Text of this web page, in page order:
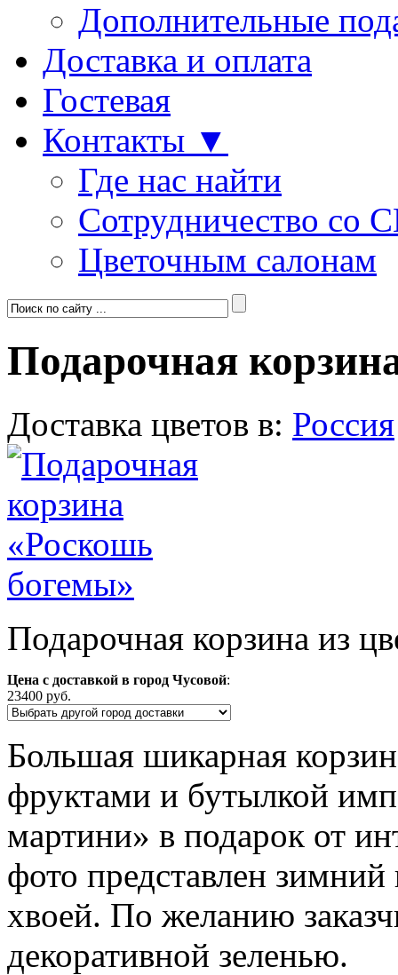
Дополнительные
Доставка и оплата
Гостевая
Контакты ▼
Где нас найти
Сотрудничество со
Цветочным салонам
Подарочная
Доставка цветов в: Россия
Подарочная корзина из
Цена с доставкой в город Чусовой:
23400 руб.
Большая шикарная
фруктами и бутылкой
мартини» в подарок от
фото представлен
хвоей. По желанию
декоративной зеленью.